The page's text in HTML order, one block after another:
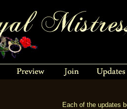
Each of the updates